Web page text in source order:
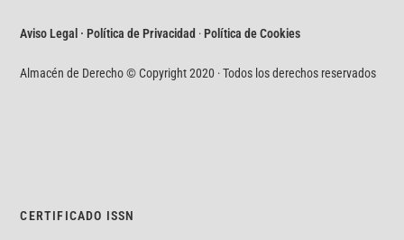
Aviso Legal · Política de Privacidad ·Política de Cookies
Almacén de Derecho © Copyright 2020 · Todos los derechos reservados
CERTIFICADO ISSN